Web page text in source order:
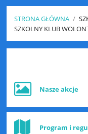
STRONA GŁÓWNA /
SZKOLNY KLUB
Wolontariatu
Nasze akcje
Program i